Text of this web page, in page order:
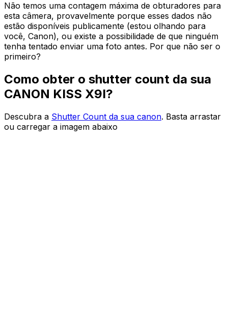
Não temos uma contagem máxima de obturadores para
esta câmera, provavelmente porque esses dados não
estão disponíveis publicamente (estou olhando para
você, Canon), ou existe a possibilidade de que ninguém
tenha tentado enviar uma foto antes. Por que não ser o
primeiro?
Como obter o shutter count da sua
CANON KISS X9I?
Descubra a Shutter Count da sua canon. Basta arrastar
ou carregar a imagem abaixo